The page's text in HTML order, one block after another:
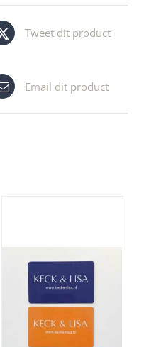
Tweet dit product
Email dit product